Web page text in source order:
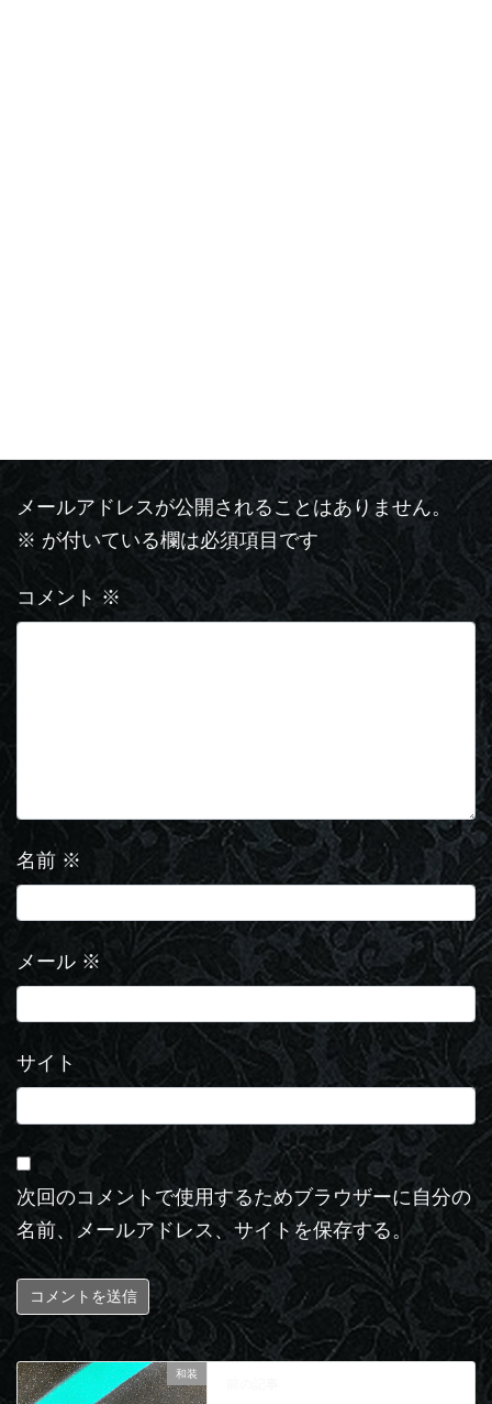
メールアドレスが公開されることはありません。
※ が付いている欄は必須項目です
コメント ※
名前 ※
メール ※
サイト
次回のコメントで使用するためブラウザーに自分の
名前、メールアドレス、サイトを保存する。
和装